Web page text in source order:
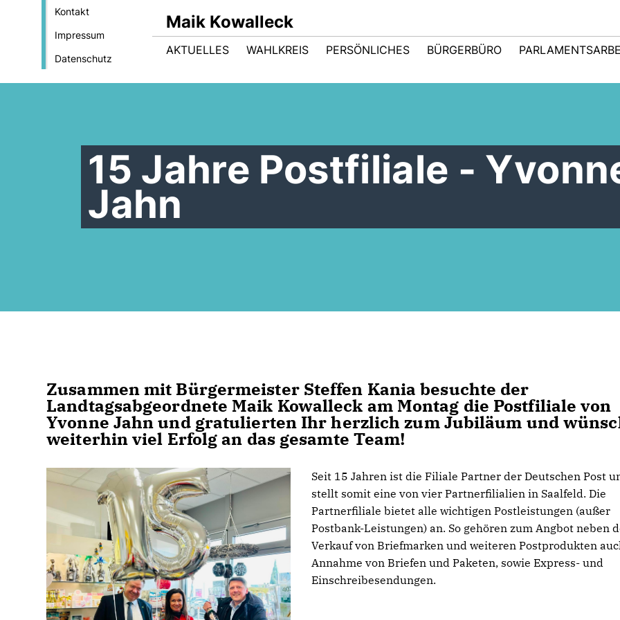
Kontakt
Impressum
Datenschutz
Maik Kowalleck
AKTUELLES WAHLKREIS PERSÖNLICHES BÜRGERBÜRO
15 Jahre Postfiliale -
Jahn
Zusammen mit Bürgermeister Steffen Kania besuchte der
Landtagsabgeordnete Maik Kowalleck am Montag die Postfiliale von
Yvonne Jahn und gratulierten Ihr herzlich zum Jubiläum und
weiterhin viel Erfolg an das gesamte Team!
Seit 15 Jahren ist die Filiale Partner der Deutschen Post
stellt somit eine von vier Partnerfilialien in Saalfeld. Die
Partnerfiliale bietet alle wichtigen Postleistungen (außer
Postbank-Leistungen) an. So gehören zum Angbot neben
Verkauf von Briefmarken und weiteren Postprodukten
Annahme von Briefen und Paketen, sowie Express- und
Einschreibesendungen.